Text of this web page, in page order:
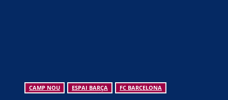
CAMP NOU ESPAI BARÇA FC BARCELONA